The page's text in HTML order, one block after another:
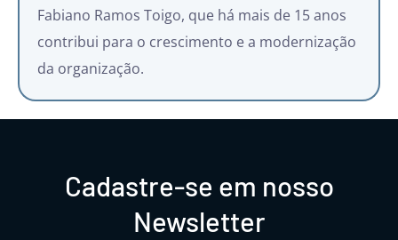
Fabiano Ramos Toigo, que há mais de 15 anos
contribui para o crescimento e a modernização
da organização.
Cadastre-se em nosso
Newsletter